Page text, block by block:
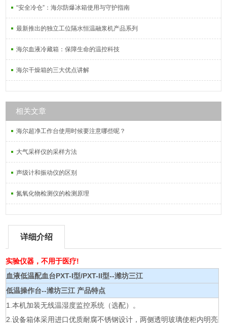
“安全冷仓”：海尔防爆冰箱使用与守护指南
最新推出的独立工位隔水恒温融浆机产品系列
海尔血液冷藏箱：保障生命的温控科技
海尔干燥箱的三大优点讲解
相关文章
海尔超净工作台使用时候要注意哪些呢？
大气采样仪的采样方法
声级计和振动仪的区别
氮氧化物检测仪的检测原理
详细介绍
实验仪器，不用于医疗!
血液低温配血台PXT-I型/PXT-II型--潍坊三江
低温操作台--潍坊三江 产品特点
1.本机加装无线温湿度监控系统（选配）。
2.设备箱体采用进口优质耐腐不锈钢设计，两侧透明玻璃使柜内明亮